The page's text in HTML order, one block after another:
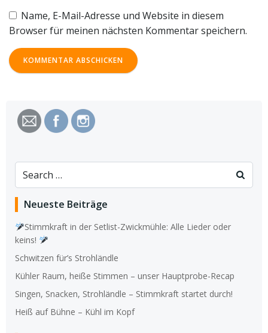
Name, E-Mail-Adresse und Website in diesem
Browser für meinen nächsten Kommentar speichern.
Search
for:
Neueste Beiträge
Stimmkraft in der Setlist-Zwickmühle: Alle Lieder oder
keins!
Schwitzen für’s Strohländle
Kühler Raum, heiße Stimmen – unser Hauptprobe-Recap
Singen, Snacken, Strohländle – Stimmkraft startet durch!
Heiß auf Bühne – Kühl im Kopf